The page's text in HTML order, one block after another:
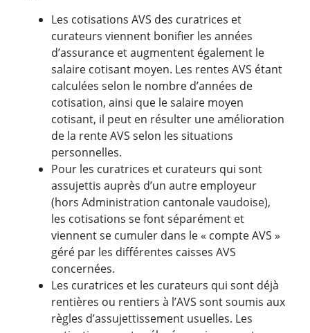
Les cotisations AVS des curatrices et
curateurs viennent bonifier les années
d’assurance et augmentent également le
salaire cotisant moyen. Les rentes AVS étant
calculées selon le nombre d’années de
cotisation, ainsi que le salaire moyen
cotisant, il peut en résulter une amélioration
de la rente AVS selon les situations
personnelles.
Pour les curatrices et curateurs qui sont
assujettis auprès d’un autre employeur
(hors Administration cantonale vaudoise),
les cotisations se font séparément et
viennent se cumuler dans le « compte AVS »
géré par les différentes caisses AVS
concernées.
Les curatrices et les curateurs qui sont déjà
rentières ou rentiers à l’AVS sont soumis aux
règles d’assujettissement usuelles. Les